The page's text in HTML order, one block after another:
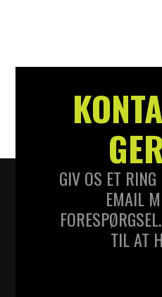
GIV OS ET
EMAIL
TIL AT